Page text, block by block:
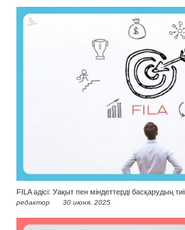
FILA әдісі: Уақыт пен міндеттерді басқарудың
редактор 30 июня, 2025